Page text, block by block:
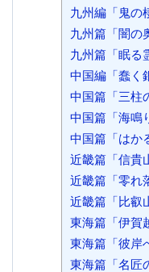
九州編「鬼の
九州篇「闇の
九州篇「眠る
中国編「蠢く
中国篇「三柱
中国篇「海鳴
中国篇「はか
近畿篇「信貴
近畿篇「零れ
近畿篇「比叡
東海篇「伊賀
東海篇「彼岸
東海篇「名匠